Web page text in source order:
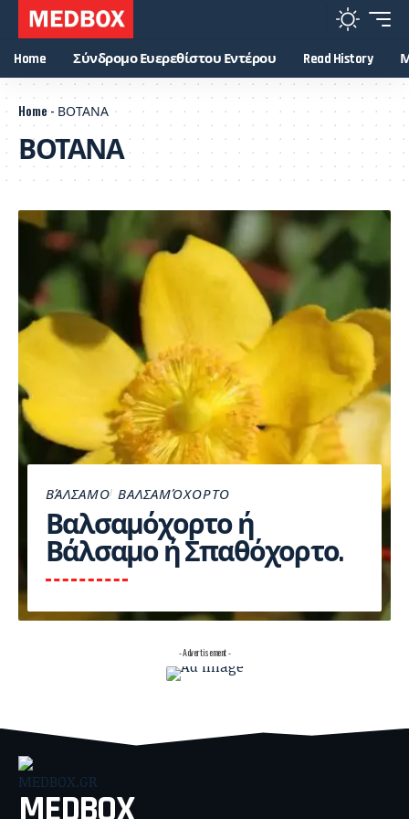
Home Σύνδρομο Ευερεθίστου Εντέρου Read History
Home- ΒΟΤΑΝΑ
ΒΟΤΑΝΑ
ΒΆΛΣΑΜΟ ΒΑΛΣΑΜΌΧΟΡΤΟ
Βαλσαμόχορτο ή
Βάλσαμο ή Σπαθόχορτο.
- Advertisement -